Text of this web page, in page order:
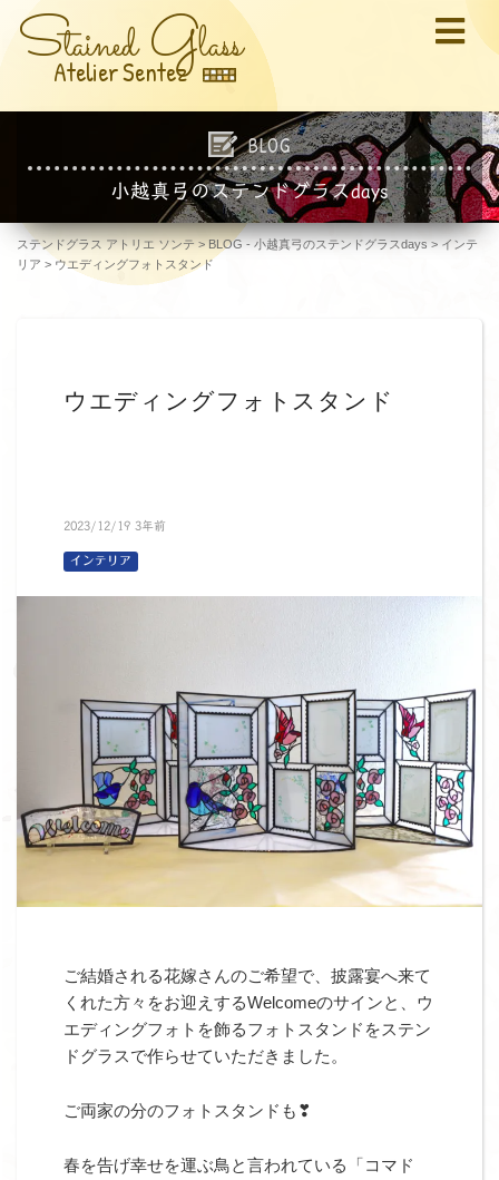
Stained Glass
Atelier Sentez
BLOG
小越真弓のステンドグラスdays
ステンドグラス アトリエ ソンテ > BLOG - 小越真弓のステンドグラスdays> インテ
リア > ウエディングフォトスタンド
ウエディングフォトスタンド
2023/12/19 3年前
インテリア
ご結婚される花嫁さんのご希望で、披露宴へ来て
くれた方々をお迎えするWelcomeのサインと、ウ
エディングフォトを飾るフォトスタンドをステン
ドグラスで作らせていただきました。
ご両家の分のフォトスタンドも❣
春を告げ幸せを運ぶ鳥と言われている「コマド